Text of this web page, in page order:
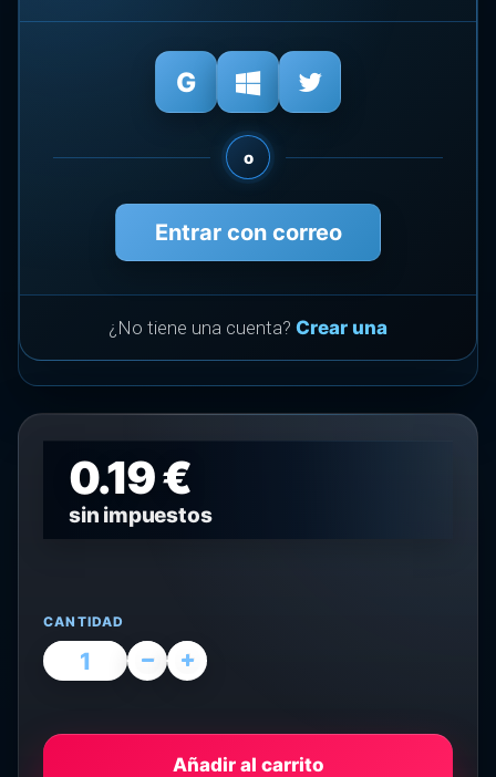
o
Entrar con correo
¿No tiene una cuenta? Crear una
0.19 €
sin impuestos
CANTIDAD
Añadir al carrito